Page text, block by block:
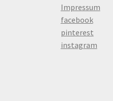
Impressum
facebook
pinterest
instagram